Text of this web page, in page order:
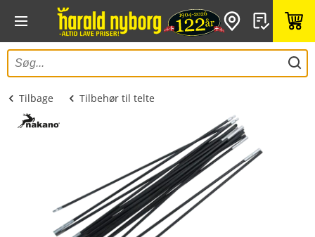
Tilbage Tilbehør til telte